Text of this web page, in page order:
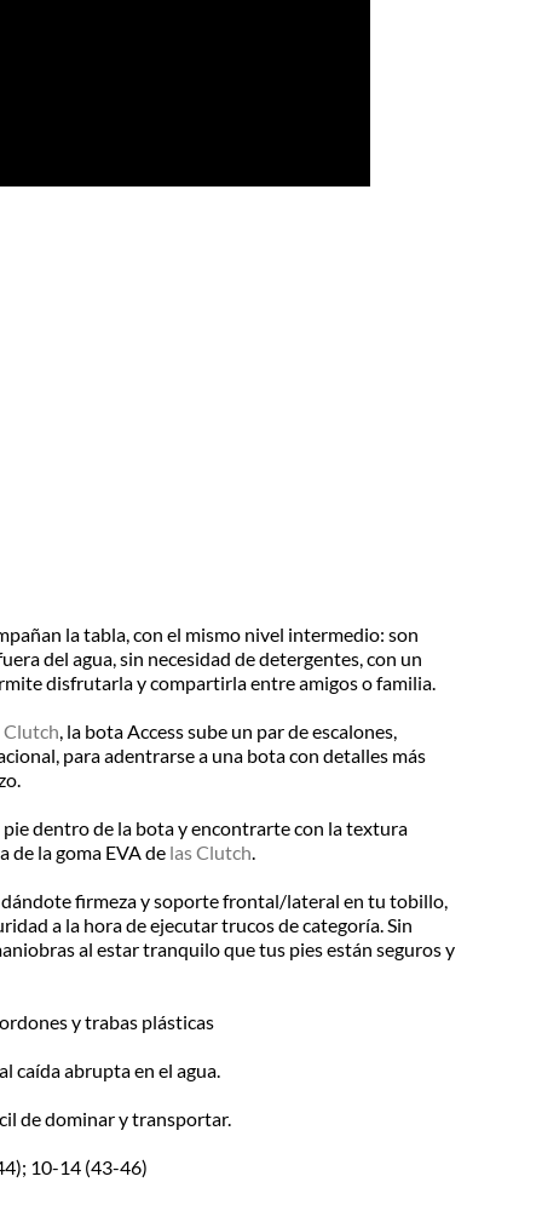
la tabla, con el mismo nivel intermedio: son
del agua, sin necesidad de detergentes, con un
disfrutarla y compartirla entre amigos o familia.
, la bota Access sube un par de escalones,
para adentrarse a una bota con detalles más
dentro de la bota y encontrarte con la textura
de la goma EVA de las Clutch
firmeza y soporte frontal/lateral en tu tobillo,
a la hora de ejecutar trucos de categoría. Sin
al estar tranquilo que tus pies están seguros y
y trabas plásticas
caída abrupta en el agua.
de dominar y transportar.
10-14 (43-46)